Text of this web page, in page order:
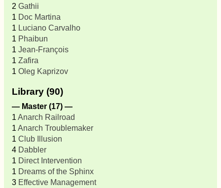
2 Gathii
1 Doc Martina
1 Luciano Carvalho
1 Phaibun
1 Jean-François
1 Zafira
1 Oleg Kaprizov
Library (90)
— Master (17) —
1 Anarch Railroad
1 Anarch Troublemaker
1 Club Illusion
4 Dabbler
1 Direct Intervention
1 Dreams of the Sphinx
3 Effective Management